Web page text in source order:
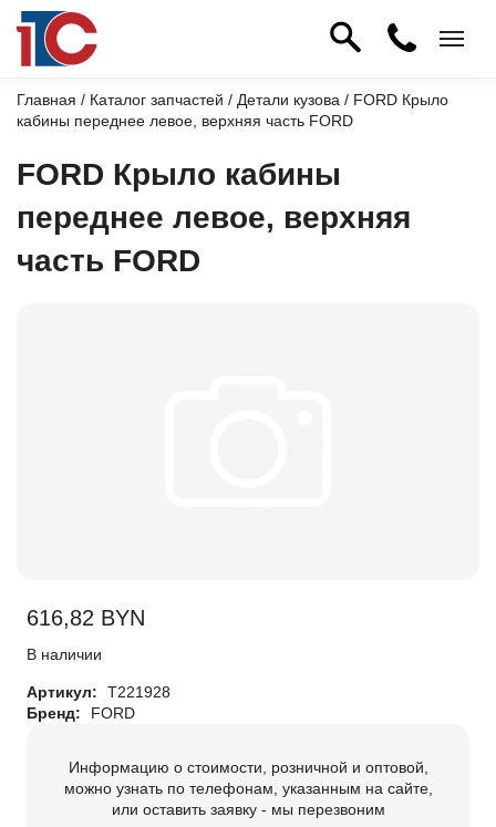
Главная / Каталог запчастей / Детали кузова / FORD Крыло
кабины переднее левое, верхняя часть FORD
FORD Крыло кабины
переднее левое, верхняя
часть FORD
616,82 BYN
В наличии
Артикул:
T221928
Бренд:
FORD
Информацию о стоимости, розничной и оптовой,
можно узнать по телефонам, указанным на сайте,
или оставить заявку - мы перезвоним